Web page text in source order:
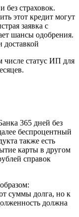
без страховок.
этот кредит могут
заявка с
шансы одобрения.
доставкой
статус ИП для
365 дней без
беспроцентный
также есть
карты в другом
справок
суммы долга, но к
должна